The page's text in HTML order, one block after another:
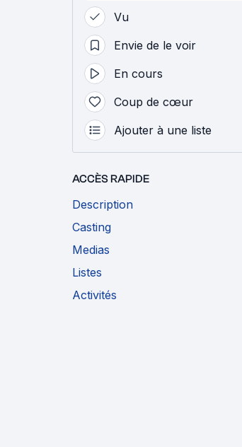
Vu
Envie de le voir
En cours
Coup de cœur
Ajouter à une liste
ACCÈS RAPIDE
Description
Casting
Medias
Listes
Activités